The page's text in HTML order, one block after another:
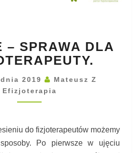
B
U
W
I
E
–
R
A
– SPRAWA DLA
2019
Mateusz Z
Efizjoterapia
do fizjoterapeutów możemy
Po pierwsze w ujęciu